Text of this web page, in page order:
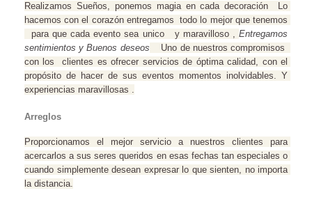
Realizamos Sueños, ponemos magia en cada decoración  Lo
hacemos con el corazón entregamos  todo lo mejor que tenemos
para que cada evento sea unico   y maravilloso , Entregamos
sentimientos y Buenos deseos Uno de nuestros compromisos
con los  clientes es ofrecer servicios de óptima calidad, con el
propósito de hacer de sus eventos momentos inolvidables. Y
experiencias maravillosas .
Arreglos
Proporcionamos el mejor servicio a nuestros clientes para
acercarlos a sus seres queridos en esas fechas tan especiales o
cuando simplemente desean expresar lo que sienten, no importa
la distancia.